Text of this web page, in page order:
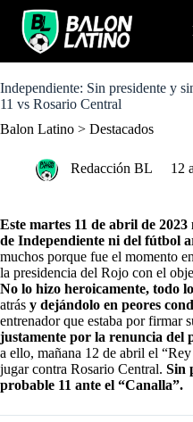
o
c
n
Independiente: Sin presidente y
11 vs Rosario Central
Balon Latino > Destacados
Redacción BL 12
Este martes 11 de abril de
de Independiente ni del fútbol
muchos porque fue el momento
la presidencia del Rojo con el
No lo hizo heroicamente, todo
atrás y dejándolo en peores
entrenador que estaba por firmar
justamente por la renuncia del
a ello, mañana 12 de abril el
jugar contra Rosario Central. Sin
probable 11 ante el “Canalla”.